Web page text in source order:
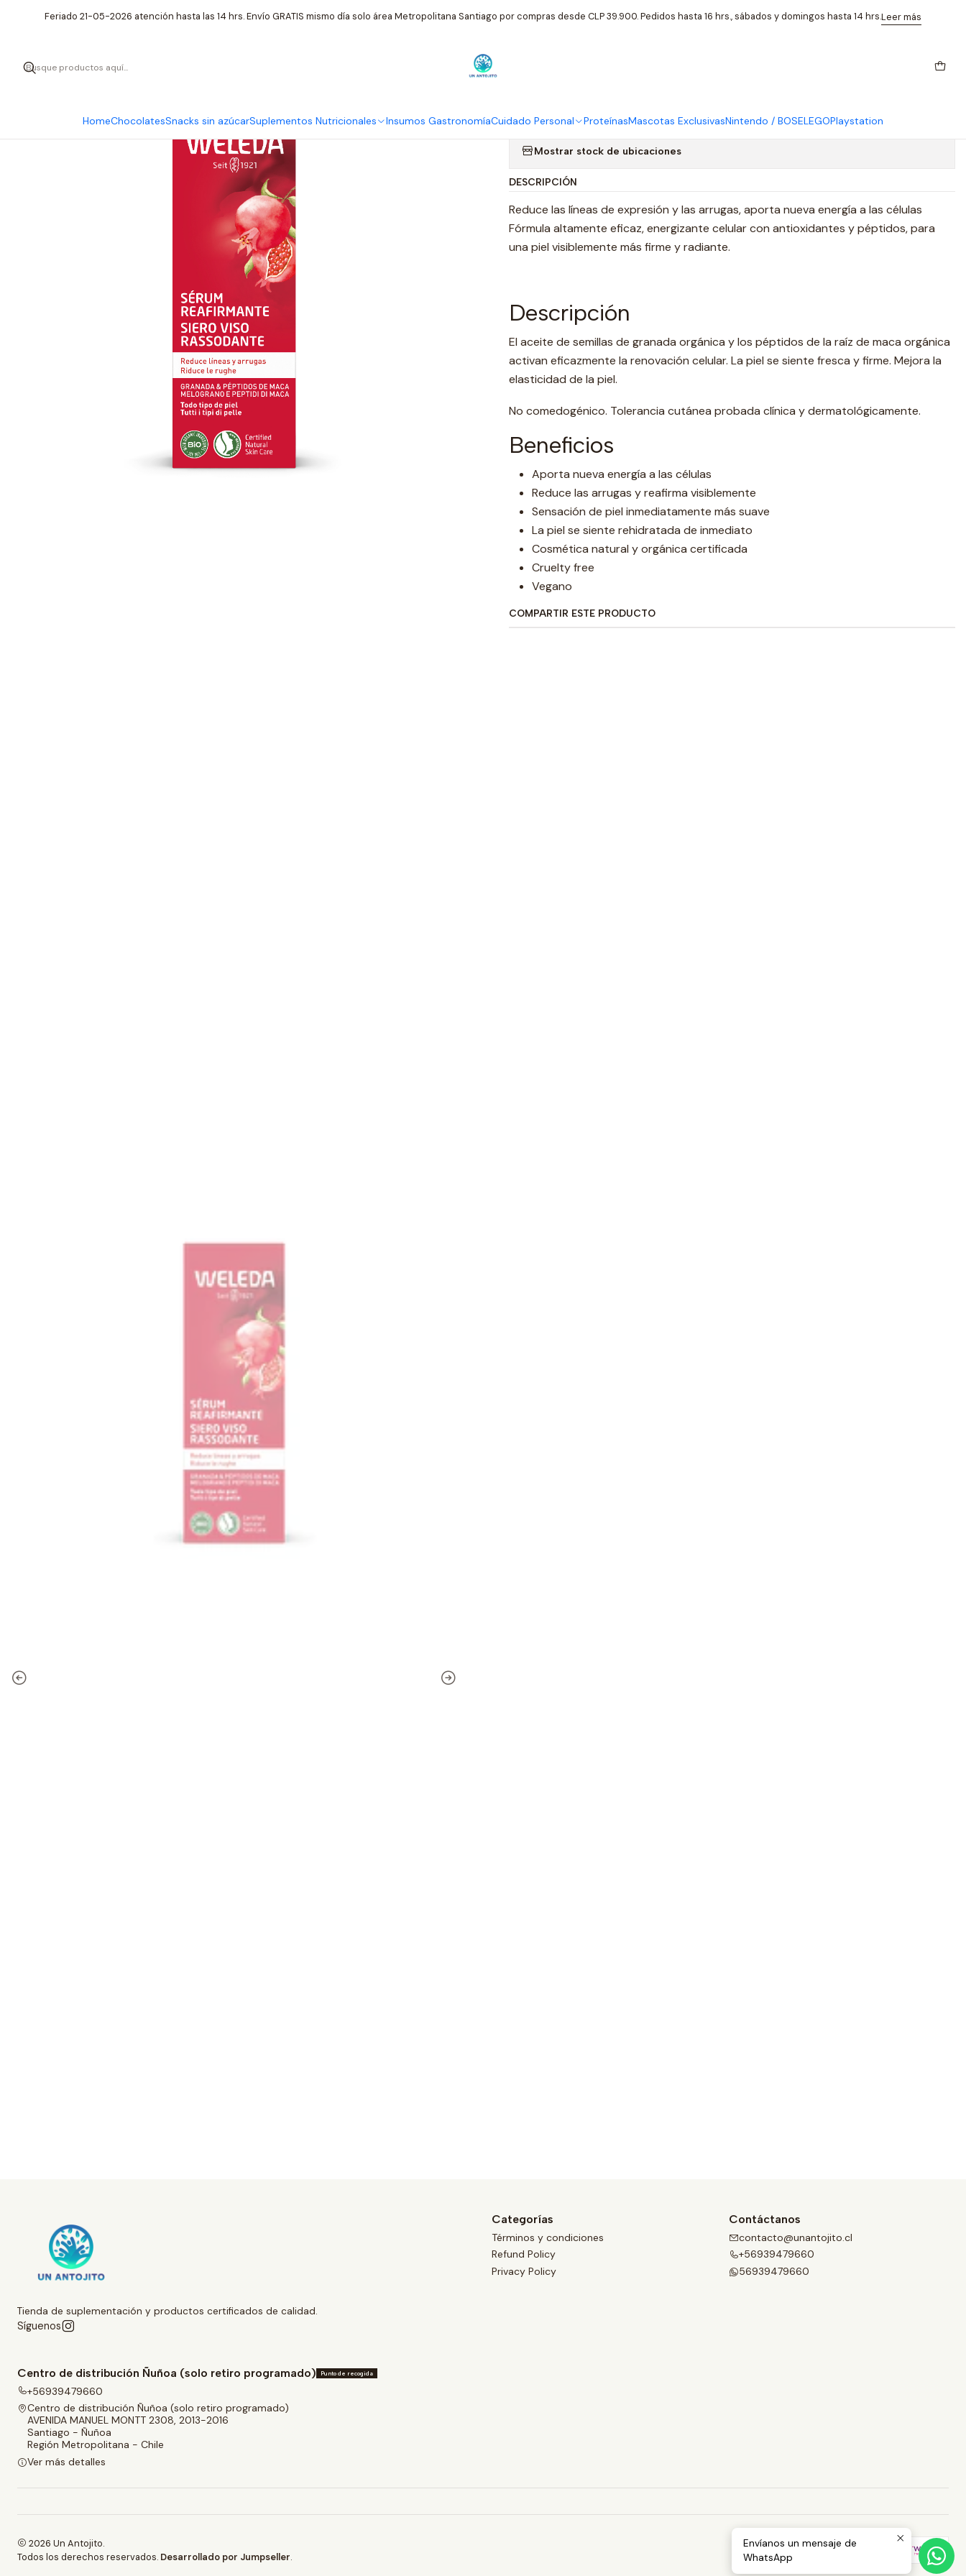
HomeChocolatesSnacks sin azúcarSuplementos Nutricionales Insumos GastronomíaCuidado Personal ProteínasMascotas ExclusivasNintendo / BOSELEGOPlaystation
Feriado 21-05-2026 atención hasta las 14 hrs. Envío GRATIS mismo día solo área Metropolitana Santiago por compras desde CLP 39.900. Pedidos hasta 16 hrs., sábados y domingos hasta 14 hrs.Leer más
Inicio Cuidado Personal Weleda Granada y Peptidos de Maca Serum Reafirmante 30ml Weleda
Mostrar stock de ubicaciones
DESCRIPCIÓN
Reduce las líneas de expresión y las arrugas, aporta nueva energía a las células
Fórmula altamente eficaz, energizante celular con antioxidantes y péptidos, para
una piel visiblemente más firme y radiante.
Descripción
El aceite de semillas de granada orgánica y los péptidos de la raíz de maca orgánica
activan eficazmente la renovación celular. La piel se siente fresca y firme. Mejora la
elasticidad de la piel.
No comedogénico. Tolerancia cutánea probada clínica y dermatológicamente.
Beneficios
Aporta nueva energía a las células
Reduce las arrugas y reafirma visiblemente
Sensación de piel inmediatamente más suave
La piel se siente rehidratada de inmediato
Cosmética natural y orgánica certificada
Cruelty free
Vegano
COMPARTIR ESTE PRODUCTO
Tienda de suplementación y productos certificados de calidad.
Síguenos
Categorías
Términos y condiciones
Refund Policy
Privacy Policy
Contáctanos
contacto@unantojito.cl
+56939479660
56939479660
Centro de distribución Ñuñoa (solo retiro programado) Punto de recogida
+56939479660
Centro de distribución Ñuñoa (solo retiro programado)
AVENIDA MANUEL MONTT 2308, 2013-2016
Santiago - Ñuñoa
Región Metropolitana - Chile
Ver más detalles
2026 Un Antojito.
Todos los derechos reservados. Desarrollado por Jumpseller.
Envíanos un mensaje de
WhatsApp